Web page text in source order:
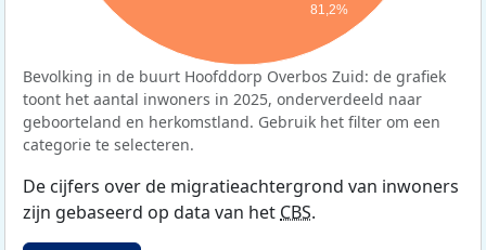
81,2%
Bevolking in de buurt Hoofddorp Overbos Zuid: de grafiek
toont het aantal inwoners in 2025, onderverdeeld naar
geboorteland en herkomstland. Gebruik het filter om een
categorie te selecteren.
De cijfers over de migratieachtergrond van inwoners
zijn gebaseerd op data van het CBS.